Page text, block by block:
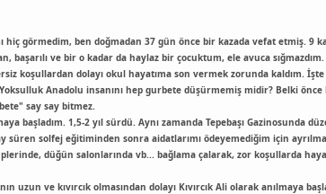
hiç görmedim, ben doğmadan 37 gün önce bir kazada vefat etmiş.
başarılı ve bir o kadar da haylaz bir çocuktum, ele avuca
koşullardan dolayı okul hayatıma son vermek zorunda kaldım.
Anadolu insanını hep gurbete düşürmemiş midir? Belki
say say bitmez.
başladım. 1,5-2 yıl sürdü. Aynı zamanda Tepebaşı Gazinosunda
süren solfej eğitiminden sonra aidatlarımı ödeyemediğim için
düğün salonlarında vb... bağlama çalarak, zor koşullarda
uzun ve kıvırcık olmasından dolayı Kıvırcık Ali olarak anılmaya